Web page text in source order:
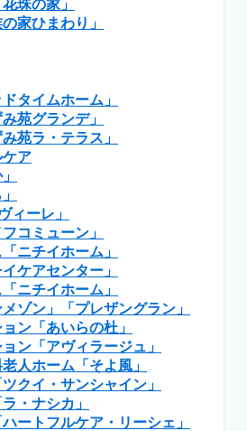
珠の家」
家ひまわり」
タイムホーム」
苑グランデ」
苑ラ・テラス」
ア
ィーレ」
コミューン」
ニチイホーム」
ケアセンター」
ニチイホーム」
ゾン」「プレザングラン」
ン「あいらの杜」
ン「アヴィラージュ」
人ホーム「そよ風」
クイ・サンシャイン」
・ナシカ」
ートフルケア・リーシェ」